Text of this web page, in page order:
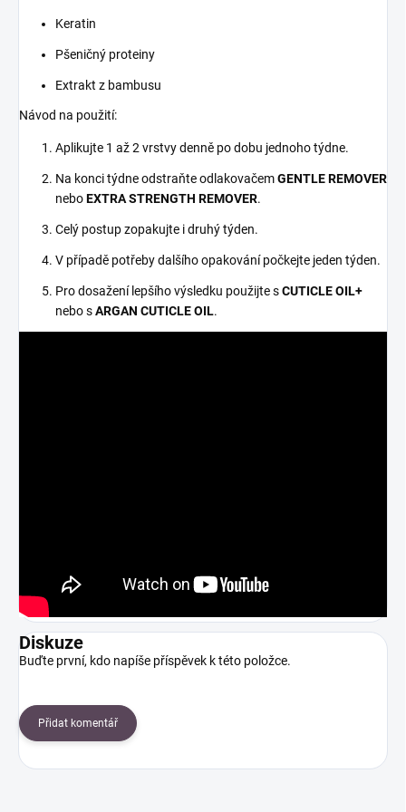
Keratin
Pšeničný proteiny
Extrakt z bambusu
Návod na použití:
Aplikujte 1 až 2 vrstvy denně po dobu jednoho týdne.
Na konci týdne odstraňte odlakovačemGENTLE REMOVER
neboEXTRA STRENGTH REMOVER.
Celý postup zopakujte i druhý týden.
V případě potřeby dalšího opakování počkejte jeden týden.
Pro dosažení lepšího výsledku použijte sCUTICLE OIL+
nebo sARGAN CUTICLE OIL.
Diskuze
Buďte první, kdo napíše příspěvek k této položce.
Přidat komentář